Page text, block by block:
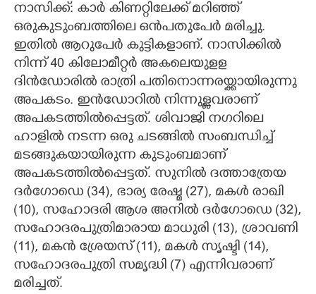
CARTOONS
LITERATURE
ZOOM
CONTACT US
നാസിക്ക്: കാർ കിണറ്റിലേക്ക് മറിഞ്ഞ്
ഒരുകുടുംബത്തിലെ ഒൻപതുപേർ മരിച്ചു.
ഇതിൽ ആറുപേർ കുട്ടികളാണ്. നാസിക്കിൽ
നിന്ന് 40 കിലോമീറ്റർ അകലെയുളള
ദിൻഡോരിൽ രാത്രി പതിനാെന്നരയ്ക്കായിരുന്നു
അപകടം. ഇൻഡോറിൽ നിന്നുള്ളവരാണ്
അപകടത്തിൽപ്പെട്ടത്. ശിവാജി നഗറിലെ
ഹാളിൽ നടന്ന ഒരു ചടങ്ങിൽ സംബന്ധിച്ച്
മടങ്ങുകയായിരുന്ന കുടുംബമാണ്
അപകടത്തിൽപ്പെട്ടത്. സുനിൽ ദത്താത്രേയ
ദർഗോഡെ (34), ഭാര്യ രേഷ്മ (27), മകൾ രാഖി
(10), സഹാേദരി ആശ അനിൽ ദർഗോഡെ (32),
സഹോദരപുത്രിമാരായ മാധുരി (13), ശ്രാവണി
(11), മകൻ ശ്രേയസ് (11), മകൾ സൃഷ്ടി (14),
സഹോദരപുത്രി സമൃദ്ധി (7) എന്നിവരാണ്
മരിച്ചത്.